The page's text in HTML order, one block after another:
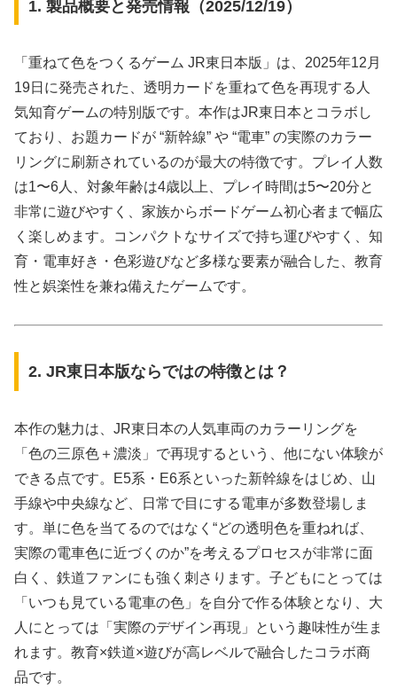
1. 製品概要と発売情報（2025/12/19）
「重ねて色をつくるゲーム JR東日本版」は、2025年12月
19日に発売された、透明カードを重ねて色を再現する人
気知育ゲームの特別版です。本作はJR東日本とコラボし
ており、お題カードが “新幹線” や “電車” の実際のカラー
リングに刷新されているのが最大の特徴です。プレイ人数
は1〜6人、対象年齢は4歳以上、プレイ時間は5〜20分と
非常に遊びやすく、家族からボードゲーム初心者まで幅広
く楽しめます。コンパクトなサイズで持ち運びやすく、知
育・電車好き・色彩遊びなど多様な要素が融合した、教育
性と娯楽性を兼ね備えたゲームです。
2. JR東日本版ならではの特徴とは？
本作の魅力は、JR東日本の人気車両のカラーリングを
「色の三原色＋濃淡」で再現するという、他にない体験が
できる点です。E5系・E6系といった新幹線をはじめ、山
手線や中央線など、日常で目にする電車が多数登場しま
す。単に色を当てるのではなく“どの透明色を重ねれば、
実際の電車色に近づくのか”を考えるプロセスが非常に面
白く、鉄道ファンにも強く刺さります。子どもにとっては
「いつも見ている電車の色」を自分で作る体験となり、大
人にとっては「実際のデザイン再現」という趣味性が生ま
れます。教育×鉄道×遊びが高レベルで融合したコラボ商
品です。